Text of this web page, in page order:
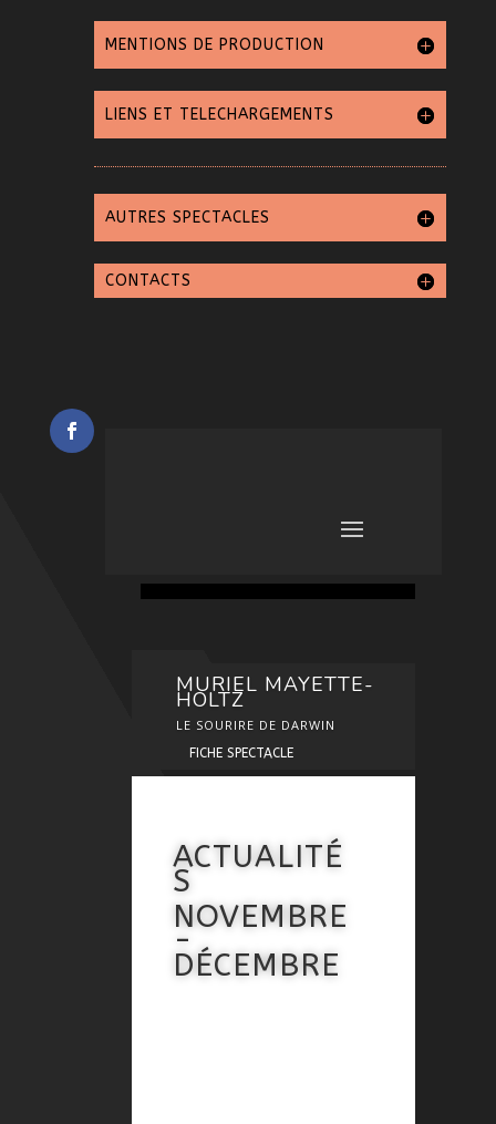
MENTIONS DE PRODUCTION
LIENS ET TELECHARGEMENTS
AUTRES SPECTACLES
CONTACTS
MURIEL MAYETTE-
HOLTZ
LE SOURIRE DE DARWIN
FICHE SPECTACLE
ACTUALITÉ
S
NOVEMBRE
-
DÉCEMBRE